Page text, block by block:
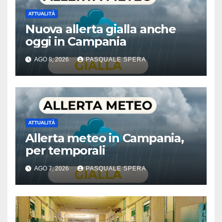
ATTUALITÀ
Nuova allerta gialla anche
oggi in Campania
AGO 8, 2026 PASQUALE SPERA
ATTUALITÀ
Allerta meteo in Campania,
per temporali
AGO 7, 2026 PASQUALE SPERA